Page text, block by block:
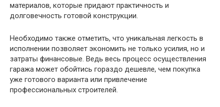
материалов, которые придают практичность и
долговечность готовой конструкции.
Необходимо также отметить, что уникальная легкость в
исполнении позволяет экономить не только усилия, но и
затраты финансовые. Ведь весь процесс осуществления
гаража может обойтись гораздо дешевле, чем покупка
уже готового варианта или привлечение
профессиональных строителей.